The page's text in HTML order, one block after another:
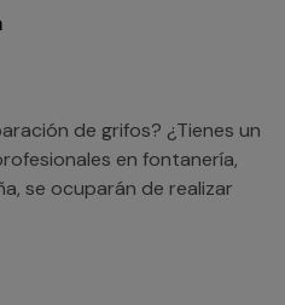
de grifos? ¿Tienes un
en fontanería,
se ocuparán de realizar